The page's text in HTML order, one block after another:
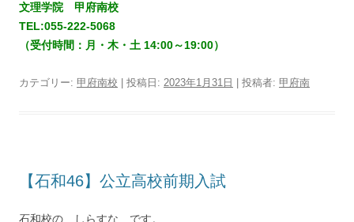
文理学院 甲府南校
TEL:055-222-5068
（受付時間：月・木・土 14:00～19:00）
カテゴリー: 甲府南校 | 投稿日: 2023年1月31日 投稿者: 甲府南
【石和46】公立高校前期入試
石和校の しらすな です。